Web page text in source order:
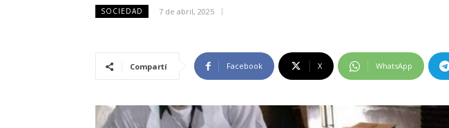
SOCIEDAD 7 de abril, 2025
Compartí Facebook X WhatsApp